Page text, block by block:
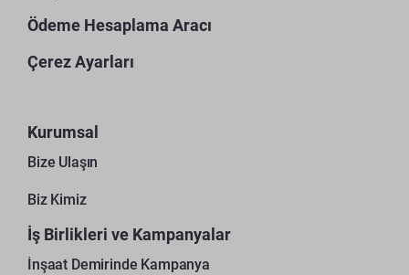
Ödeme Hesaplama Aracı
Çerez Ayarları
Kurumsal
Bize Ulaşın
Biz Kimiz
İş Birlikleri ve Kampanyalar
İnşaat Demirinde Kampanya